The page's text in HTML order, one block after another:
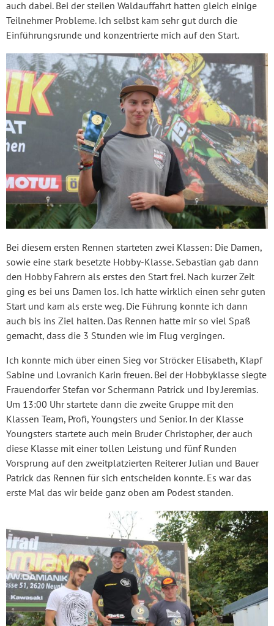
auch dabei. Bei der steilen Waldauffahrt hatten gleich einige
Teilnehmer Probleme. Ich selbst kam sehr gut durch die
Einführungsrunde und konzentrierte mich auf den Start.
Bei diesem ersten Rennen starteten zwei Klassen: Die Damen,
sowie eine stark besetzte Hobby-Klasse. Sebastian gab dann
den Hobby Fahrern als erstes den Start frei. Nach kurzer Zeit
ging es bei uns Damen los. Ich hatte wirklich einen sehr guten
Start und kam als erste weg. Die Führung konnte ich dann
auch bis ins Ziel halten. Das Rennen hatte mir so viel Spaß
gemacht, dass die 3 Stunden wie im Flug vergingen.
Ich konnte mich über einen Sieg vor Ströcker Elisabeth, Klapf
Sabine und Lovranich Karin freuen. Bei der Hobbyklasse siegte
Frauendorfer Stefan vor Schermann Patrick und Iby Jeremias.
Um 13:00 Uhr startete dann die zweite Gruppe mit den
Klassen Team, Profi, Youngsters und Senior. In der Klasse
Youngsters startete auch mein Bruder Christopher, der auch
diese Klasse mit einer tollen Leistung und fünf Runden
Vorsprung auf den zweitplatzierten Reiterer Julian und Bauer
Patrick das Rennen für sich entscheiden konnte. Es war das
erste Mal das wir beide ganz oben am Podest standen.